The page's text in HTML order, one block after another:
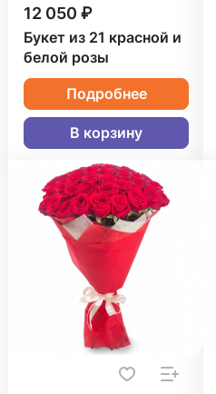
12 050 ₽
Букет из 21 красной и
белой розы
Подробнее
В корзину